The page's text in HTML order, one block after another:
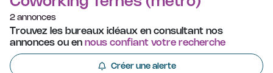
2 annonces
Trouvez les bureaux idéaux en consultant nos
annonces ou en nous confiant votre recherche
Créer une alerte